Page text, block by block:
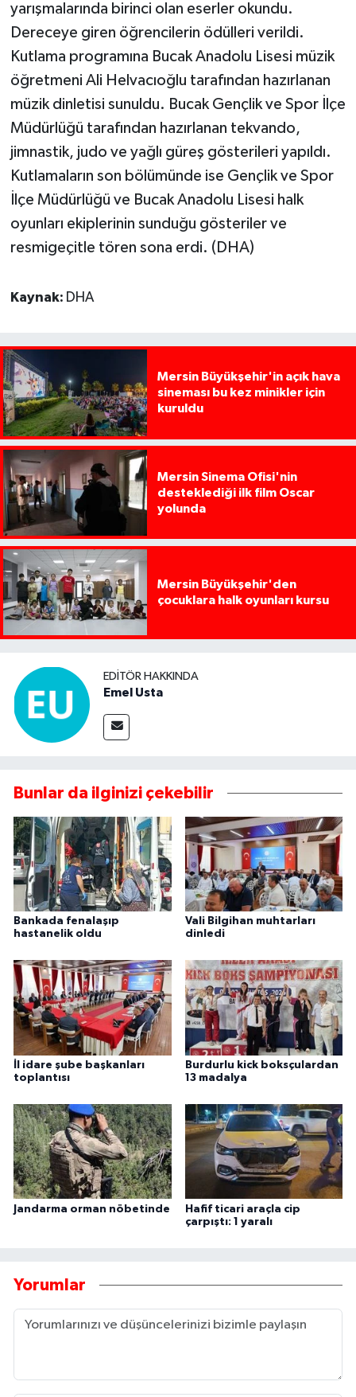
yarışmalarında birinci olan eserler okundu.
Dereceye giren öğrencilerin ödülleri verildi.
Kutlama programına Bucak Anadolu Lisesi müzik
öğretmeni Ali Helvacıoğlu tarafından hazırlanan
müzik dinletisi sunuldu. Bucak Gençlik ve Spor İlçe
Müdürlüğü tarafından hazırlanan tekvando,
jimnastik, judo ve yağlı güreş gösterileri yapıldı.
Kutlamaların son bölümünde ise Gençlik ve Spor
İlçe Müdürlüğü ve Bucak Anadolu Lisesi halk
oyunları ekiplerinin sunduğu gösteriler ve
resmigeçitle tören sona erdi. (DHA)
Kaynak: DHA
Mersin Büyükşehir'in açık hava
sineması bu kez minikler için
kuruldu
Mersin Sinema Ofisi'nin
desteklediği ilk film Oscar
yolunda
Mersin Büyükşehir'den
çocuklara halk oyunları kursu
EDITÖR HAKKINDA
Emel Usta
Bunlar da ilginizi çekebilir
Bankada fenalaşıp
hastanelik oldu
Vali Bilgihan muhtarları
dinledi
İl idare şube başkanları
toplantısı
Burdurlu kick boksçulardan
13 madalya
Jandarma orman nöbetinde
Hafif ticari araçla cip
çarpıştı: 1 yaralı
Yorumlar